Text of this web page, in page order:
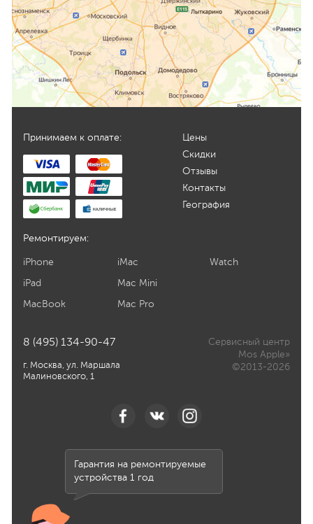
Принимаем к оплате:
Цены
Скидки
Отзывы
Контакты
География
Ремонтируем:
iPhone
iPad
MacBook
iMac
Mac Mini
Mac Pro
Watch
8 (495) 134-90-47
г. Москва, ул. Маршала
Малиновского, 1
Сервисный центр
Mos Apple»
©2013-2026
Гарантия на ремонтируемые
устройства 1 год